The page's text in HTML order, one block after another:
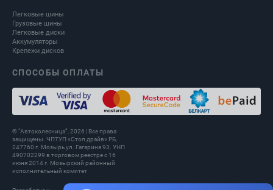
Легковые шины
Грузовые шины
Легковые диски
Аккумуляторы
Крепежи дисков
СПОСОБЫ ОПЛАТЫ
© “Автоколесница”, 2026 | Все права
защищены. ЧПТУП «Стоп драйв» РБ,
247760 г. Мозырь ул. Гагарина 93. УНП
490702299 в торговом реестре с 16
июня 2014 г. Мозырский районный
исполнительный комитет